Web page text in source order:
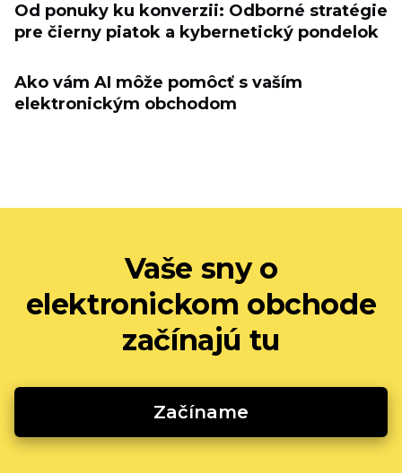
Od ponuky ku konverzii: Odborné stratégie
pre čierny piatok a kybernetický pondelok
Ako vám AI môže pomôcť s vaším
elektronickým obchodom
Vaše sny o
elektronickom obchode
začínajú tu
Začíname